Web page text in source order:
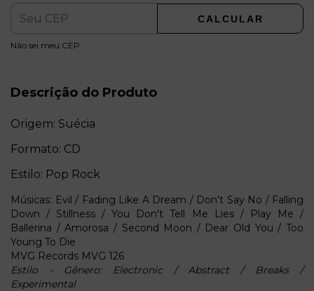
Entregas para o CEP: ALTERAR CEP
CALCULAR
Não sei meu CEP
Descrição do Produto
Origem: Suécia
Formato: CD
Estilo: Pop Rock
Músicas: Evil / Fading Like A Dream / Don't Say No / Falling
Down / Stillness / You Don't Tell Me Lies / Play Me /
Ballerina / Amorosa / Second Moon / Dear Old You / Too
Young To Die
MVG Records MVG 126
Estilo - Gênero: Electronic / Abstract / Breaks /
Experimental